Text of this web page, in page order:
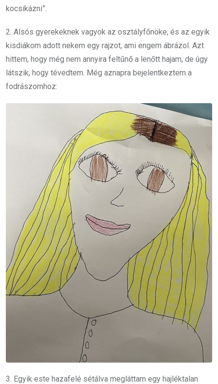
kocsikázni”.
2. Alsós gyerekeknek vagyok az osztályfőnöke, és az egyik
kisdiákom adott nekem egy rajzot, ami engem ábrázol. Azt
hittem, hogy még nem annyira feltűnő a lenőtt hajam, de úgy
látszik, hogy tévedtem. Még aznapra bejelentkeztem a
fodrászomhoz:
3. Egyik este hazafelé sétálva megláttam egy hajléktalan